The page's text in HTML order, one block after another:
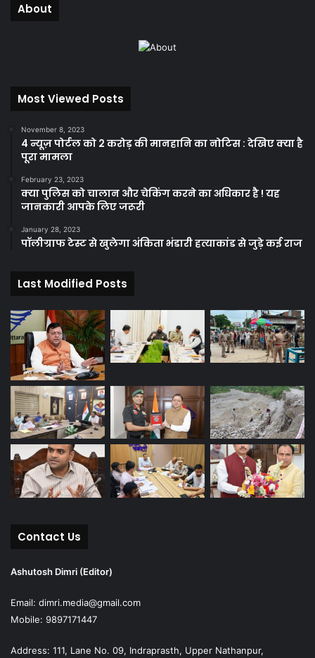
About
Most Viewed Posts
November 8, 2023
4 न्यूज़ पोर्टल को 2 करोड़ की मानहानि का नोटिस : देखिए क्या है
पूरा मामला
February 23, 2023
क्या पुलिस को चालान और चेकिंग करने का अधिकार है ! यह
जानकारी आपके लिए जरूरी
January 28, 2023
पॉलीग्राफ टेस्ट से खुलेगा अंकिता भंडारी हत्याकांड से जुड़े कई राज
Last Modified Posts
Contact Us
Ashutosh Dimri (Editor)
Email: dimri.media@gmail.com
Mobile: 9897171447
Address: 111, Lane No. 09, Indraprasth, Upper Nathanpur,